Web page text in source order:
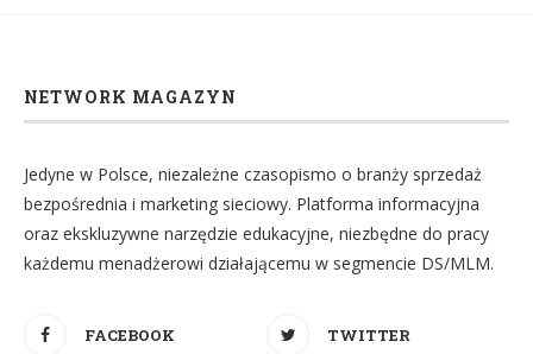
NETWORK MAGAZYN
Jedyne w Polsce, niezależne czasopismo o branży sprzedaż
bezpośrednia i marketing sieciowy. Platforma informacyjna
oraz ekskluzywne narzędzie edukacyjne, niezbędne do pracy
każdemu menadżerowi działającemu w segmencie DS/MLM.
FACEBOOK TWITTER